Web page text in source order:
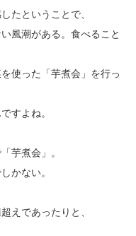
たということで、
風潮がある。食べること
使った「芋煮会」を行っ
すよね。
芋煮会」。
かない。
えであったりと、